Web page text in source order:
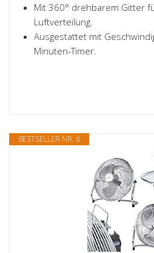
Mit 360° drehbarem Gitter
Luftverteilung.
Ausgestattet mit
Minuten-Timer.
BESTSELLER NR. 6